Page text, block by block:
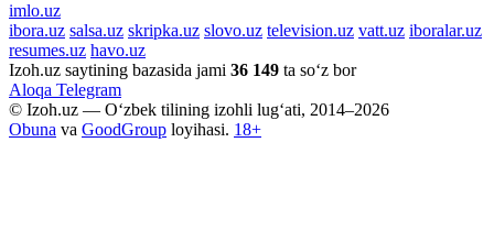
imlo.uz
ibora.uz salsa.uz skripka.uz slovo.uz television.uz vatt.uz iboralar.uz
resumes.uz havo.uz
Izoh.uz saytining bazasida jami 36 149 ta so‘z bor
Aloqa Telegram
© Izoh.uz — O‘zbek tilining izohli lug‘ati, 2014–2026
Obuna va GoodGroup loyihasi. 18+